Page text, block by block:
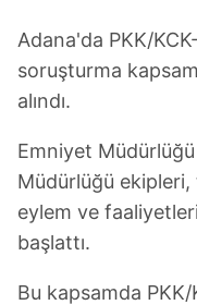
Adana'da PKK/
soruşturma
alındı.
Emniyet
Müdürlüğü ekipleri,
eylem ve
başlattı.
Bu kapsamda